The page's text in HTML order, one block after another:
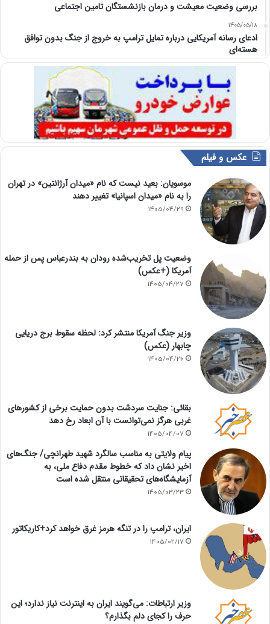
بررسی وضعیت معیشت و درمان بازنشستگان تامین اجتماعی
1405/05/18
ادعای رسانه آمریکایی درباره تمایل ترامپ به خروج از جنگ بدون توافق
هسته‌ای
عکس و فیلم
موسویان: بعید نیست که نام «میدان آرژانتین» در تهران
را به نام «میدان اسپانیا» تغییر دهند
1405/04/29
وضعیت پل تخریب‌شده رودان به بندرعباس پس از حمله
آمریکا (+عکس)
1405/04/27
وزیر جنگ آمریکا منتشر کرد: لحظه سقوط برج دریایی
چابهار (عکس)
1405/04/26
بقائی: جنایت سردشت بدون حمایت برخی از کشورهای
غربی هرگز نمی‌توانست با آن ابعاد رخ دهد
1405/04/07
پیام ولایتی به مناسب سالگرد شهید طهرانچی/ جنگ‌های
اخیر نشان داد که خطوط مقدم دفاع ملی، به
آزمایشگاه‌های تحقیقاتی منتقل شده است
1405/03/23
ایران، ترامپ را در تنگه هرمز غرق خواهد کرد+کاریکاتور
1405/02/17
وزیر ارتباطات: می‌گویند ایران به اینترنت نیاز ندارد؛ این
حرف را کجای دلم بگذارم؟